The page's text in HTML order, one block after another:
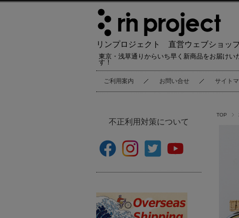
リンプロジェクト 直営ウェブショッ
東京・浅草通りからいち早く新商品をお届けい
す！
ご利用案内 お問い合せ サイト
TOP
不正利用対策について